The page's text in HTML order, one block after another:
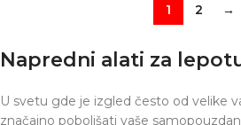
1 2 →
Napredni alati za
U svetu gde je izgled često od velike
značajno poboljšati vaše